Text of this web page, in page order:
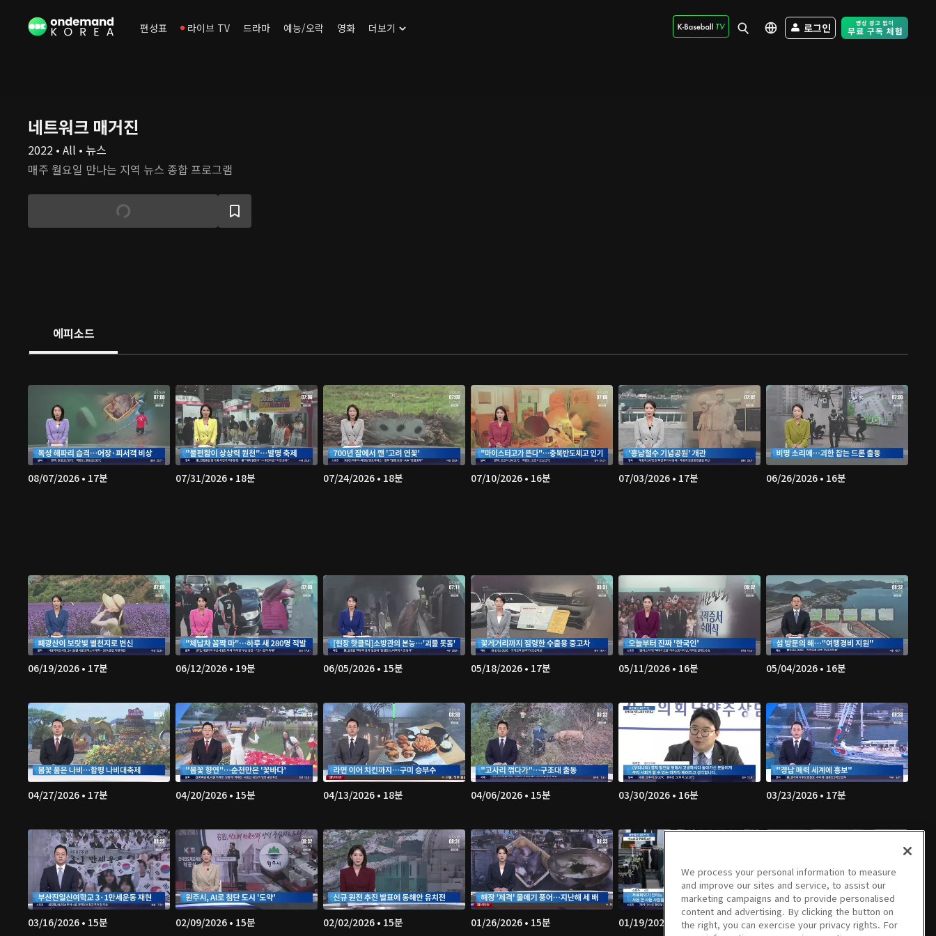
편성표 라이브 TV 드라마 예능/오락 영화 더보기 로그인 Free Trial -
네트워크 매거진
2022 • All • 뉴스
매주 월요일 만나는 지역 뉴스 종합 프로그램
에피소드
08/07/2026 • 17분 07/31/2026 • 18분 07/24/2026 • 18분 07/10/2026 • 16분 07/03/2026 • 17분 06/26/2026 • 16분
06/19/2026 • 17분 06/12/2026 • 19분 06/05/2026 • 15분 05/18/2026 • 17분 05/11/2026 • 16분 05/04/2026 • 16분
04/27/2026 • 17분 04/20/2026 • 15분 04/13/2026 • 18분 04/06/2026 • 15분 03/30/2026 • 16분 03/23/2026 • 17분
03/16/2026 • 15분 02/09/2026 • 15분 02/02/2026 • 15분 01/26/2026 • 15분 01/19/2026 • 14분 01/12/2026 • 15분
We process your personal information to measure
and improve our sites and service, to assist our
marketing campaigns and to provide personalised
content and advertising. By clicking the button on
the right, you can exercise your privacy rights. For